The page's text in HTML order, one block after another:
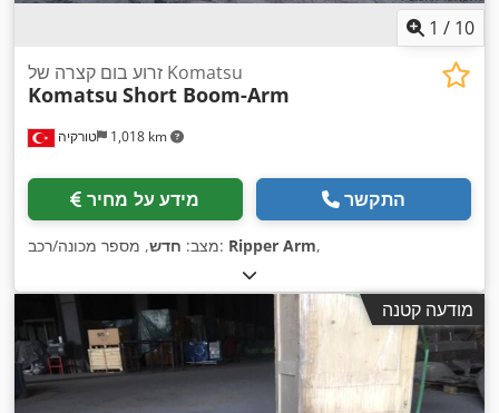
1 / 10
טורקיה 1,018 km
זרוע בום קצרה של Komatsu
Komatsu Short Boom-Arm
מידע על מחיר התקשר
מצב: חדש , מספר מכונה/רכב: Ripper Arm,
מודעה קטנה